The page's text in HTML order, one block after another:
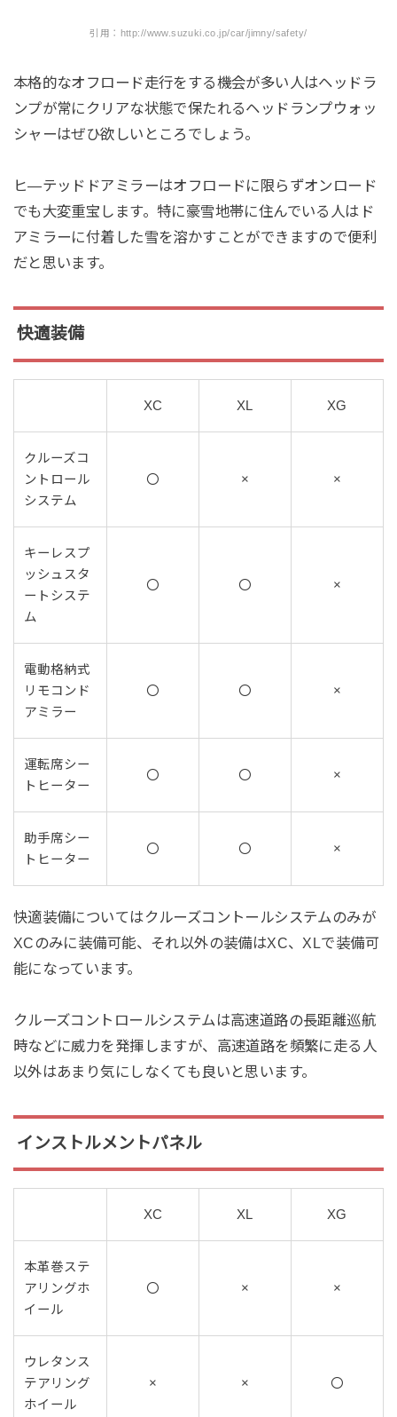
引用：http://www.suzuki.co.jp/car/jimny/safety/
本格的なオフロード走行をする機会が多い人はヘッドラ
ンプが常にクリアな状態で保たれるヘッドランプウォッ
シャーはぜひ欲しいところでしょう。
ヒ―テッドドアミラーはオフロードに限らずオンロード
でも大変重宝します。特に豪雪地帯に住んでいる人はド
アミラーに付着した雪を溶かすことができますので便利
だと思います。
快適装備
XC XL XG
クルーズコ
ントロール
システム
〇 × ×
キーレスプ
ッシュスタ
ートシステ
ム
〇 〇 ×
電動格納式
リモコンド
アミラー
〇 〇 ×
運転席シー
トヒーター
〇 〇 ×
助手席シー
トヒーター
〇 〇 ×
快適装備についてはクルーズコントールシステムのみが
XCのみに装備可能、それ以外の装備はXC、XLで装備可
能になっています。
クルーズコントロールシステムは高速道路の長距離巡航
時などに威力を発揮しますが、高速道路を頻繁に走る人
以外はあまり気にしなくても良いと思います。
インストルメントパネル
XC XL XG
本革巻ステ
アリングホ
イール
〇 × ×
ウレタンス
テアリング
ホイール
× × 〇